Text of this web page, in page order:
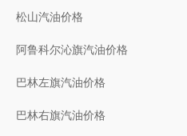
松山汽油价格
阿鲁科尔沁旗汽油价格
巴林左旗汽油价格
巴林右旗汽油价格